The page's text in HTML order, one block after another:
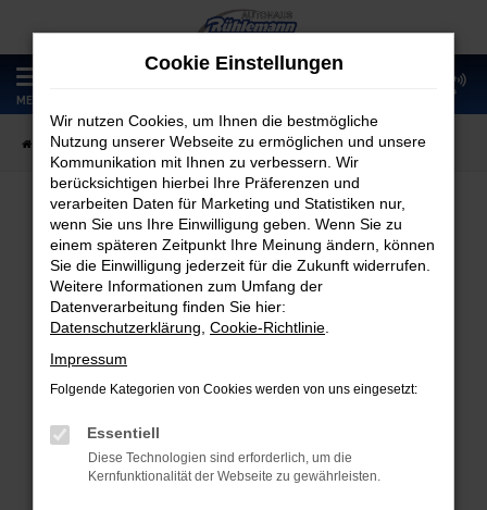
Zum
Hauptinhalt
springen
MENÜ
Startseite Fahrzeugangebote Fahrzeugmarkt
Fahrzeugmarkt
Fehler: Network Error
Beim Laden ist ein Fehler aufgetreten.
Hier sind ein paar Tipps, die dir helfen können:
Überprüfe deine Firewall und deine
Cookie Einstellungen
Wir nutzen Cookies, um Ihnen die bestmögliche
Nutzung unserer Webseite zu ermöglichen und unsere
Kommunikation mit Ihnen zu verbessern. Wir
berücksichtigen hierbei Ihre Präferenzen und
verarbeiten Daten für Marketing und Statistiken nur,
wenn Sie uns Ihre Einwilligung geben. Wenn Sie zu
einem späteren Zeitpunkt Ihre Meinung ändern, können
Sie die Einwilligung jederzeit für die Zukunft widerrufen.
Weitere Informationen zum Umfang der
Datenverarbeitung finden Sie hier:
Datenschutzerklärung Cookie-Richtlinie
Impressum
Folgende Kategorien von Cookies werden von uns eingesetzt:
Essentiell
Diese Technologien sind erforderlich, um die
Kernfunktionalität der Webseite zu gewährleisten.